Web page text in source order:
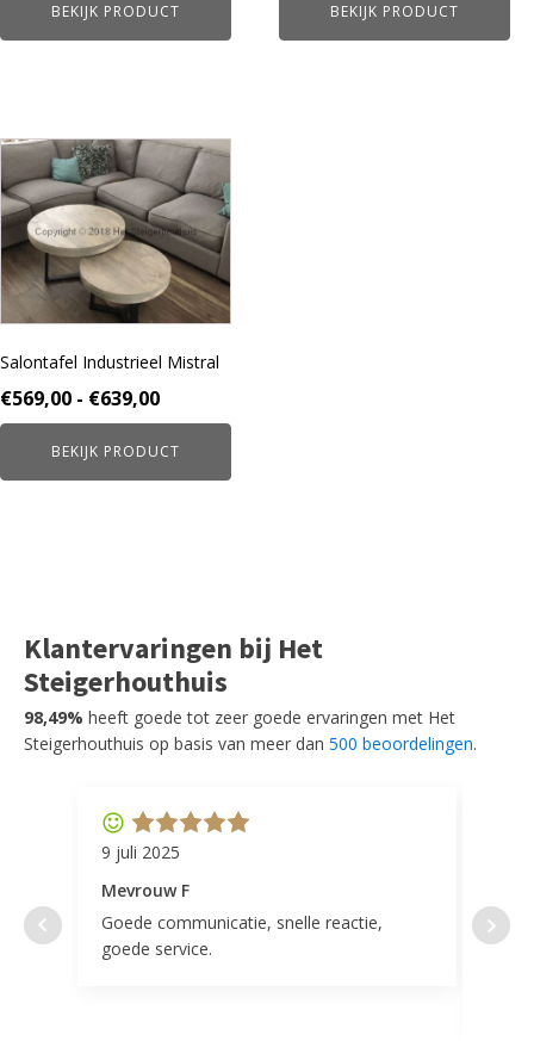
tot
€619,00
BEKIJK PRODUCT
tot
€639,00
BEKIJK PRODUCT
Salontafel Industrieel Mistral
€569,00 - €639,00Prijsklasse:
€569,00
tot
€639,00
BEKIJK PRODUCT
Dit
product
heeft
meerdere
variaties.
Deze
gekozen
worden
op
productpagina
Klantervaringen bij Het
Steigerhouthuis
98,49% heeft goede tot zeer goede ervaringen met Het
Steigerhouthuis op basis van meer dan 500 beoordelingen.
9 juli 2025
Mevrouw F
Goede communicatie, snelle reactie,
goede service.
door